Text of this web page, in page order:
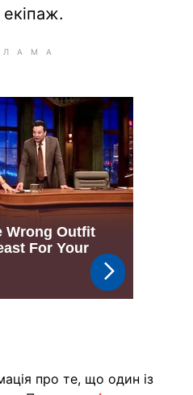
про те, що один із